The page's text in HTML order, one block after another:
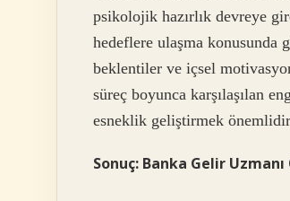
psikolojik hazırlık devreye
hedeflere ulaşma
beklentiler ve içsel
süreç boyunca karşılaşılan
esneklik geliştirmek
Sonuç: Banka Gelir